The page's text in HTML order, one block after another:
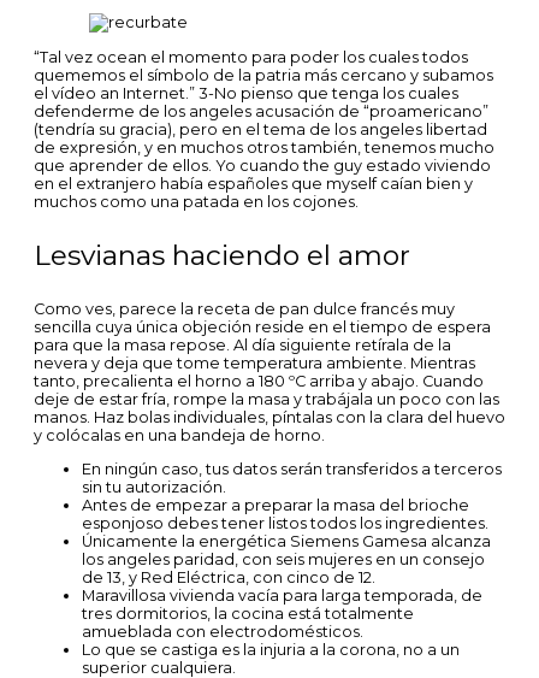
“Tal vez ocean el momento para poder los cuales todos
quememos el símbolo de la patria más cercano y subamos
el vídeo an Internet.” 3-No pienso que tenga los cuales
defenderme de los angeles acusación de “proamericano”
(tendría su gracia), pero en el tema de los angeles libertad
de expresión, y en muchos otros también, tenemos mucho
que aprender de ellos. Yo cuando the guy estado viviendo
en el extranjero había españoles que myself caían bien y
muchos como una patada en los cojones.
Lesvianas haciendo el amor
Como ves, parece la receta de pan dulce francés muy
sencilla cuya única objeción reside en el tiempo de espera
para que la masa repose. Al día siguiente retírala de la
nevera y deja que tome temperatura ambiente. Mientras
tanto, precalienta el horno a 180 ºC arriba y abajo. Cuando
deje de estar fría, rompe la masa y trabájala un poco con las
manos. Haz bolas individuales, píntalas con la clara del huevo
y colócalas en una bandeja de horno.
En ningún caso, tus datos serán transferidos a terceros
sin tu autorización.
Antes de empezar a preparar la masa del brioche
esponjoso debes tener listos todos los ingredientes.
Únicamente la energética Siemens Gamesa alcanza
los angeles paridad, con seis mujeres en un consejo
de 13, y Red Eléctrica, con cinco de 12.
Maravillosa vivienda vacía para larga temporada, de
tres dormitorios, la cocina está totalmente
amueblada con electrodomésticos.
Lo que se castiga es la injuria a la corona, no a un
superior cualquiera.